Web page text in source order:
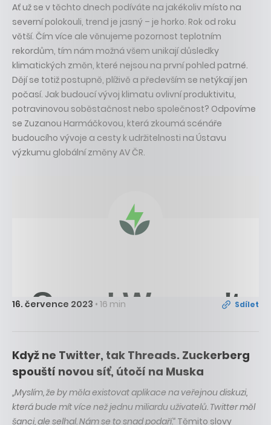
Ať už se v těchto dnech podíváte na jakékoliv místo na
severní polokouli, trend je jasný – je horko. Rok od roku
větší. Čím více ale věnujeme pozornost teplotním
rekordům, tím nám možná všem unikají důsledky
klimatických změn, které nejsou na první pohled patrné.
Dějí se totiž postupně, plíživě a především se netýkají jen
počasí. Jak budoucí vývoj klimatu ovlivní produktivitu,
potravinovou soběstačnost nebo společnost? Odpovíme
se Zuzanou Harmáčkovou, která zkoumá scénáře
budoucího vývoje a cesty k udržitelnosti na Ústavu
výzkumu globální změny AV ČR.
16. července 2023 • 16 min Sdílet
Když ne Twitter, tak Threads. Zuckerberg
spouští novou síť, útočí na Muska
„Myslím, že by měla existovat aplikace na veřejnou diskuzi,
která bude mít více než jednu miliardu uživatelů. Twitter měl
šanci, ale selhal. Nám se to snad podaří.“ Těmito slovy